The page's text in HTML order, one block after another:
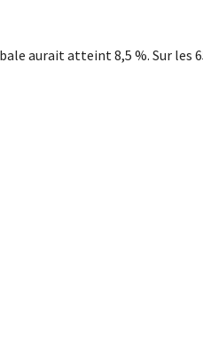
aurait atteint 8,5 %. Sur les